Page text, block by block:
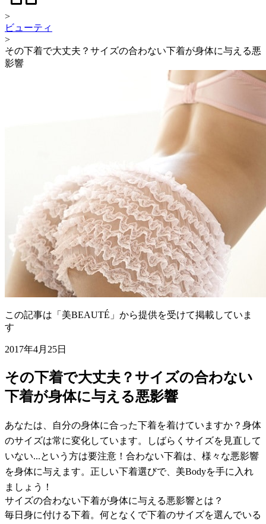
>
ビューティ
>
その下着で大丈夫？サイズの合わない下着が身体に与える悪
影響
この記事は「美BEAUTÉ」から提供を受けて掲載していま
す
2017年4月25日
その下着で大丈夫？サイズの合わない
下着が身体に与える悪影響
あなたは、自分の身体に合った下着を着けていますか？身体
のサイズは常に変化しています。しばらくサイズを見直して
いない...という方は要注意！合わない下着は、様々な悪影響
を身体に与えます。正しい下着選びで、美Bodyを手に入れ
ましょう！
サイズの合わない下着が身体に与える悪影響とは？
毎日身に付ける下着。何となくで下着のサイズを選んでいる